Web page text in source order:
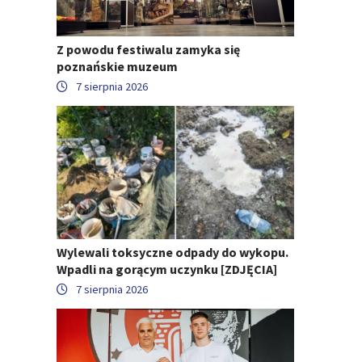
Z powodu festiwalu zamyka się
poznańskie muzeum
7 sierpnia 2026
Wylewali toksyczne odpady do wykopu.
Wpadli na gorącym uczynku [ZDJĘCIA]
7 sierpnia 2026